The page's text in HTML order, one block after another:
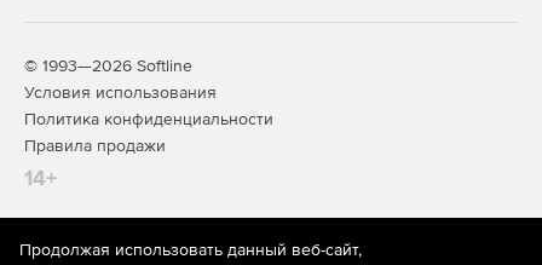
© 1993—2026 Softline
Условия использования
Политика конфиденциальности
Правила продажи
14+
Продолжая использовать данный веб-сайт,